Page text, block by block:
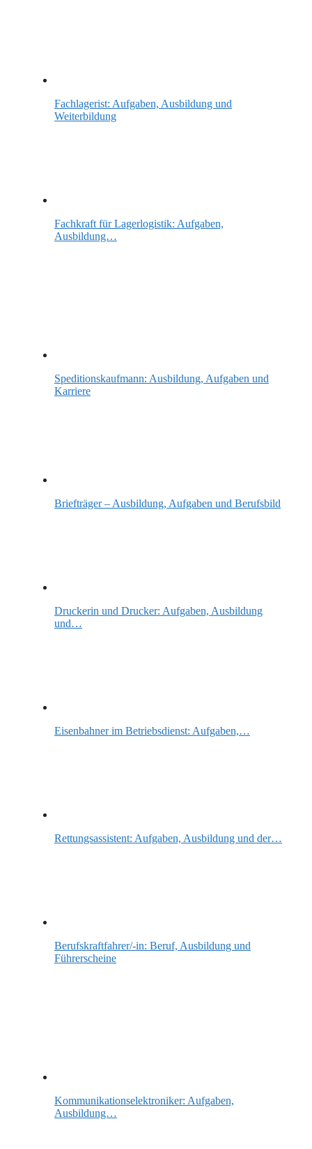
Fachlagerist: Aufgaben, Ausbildung und
Weiterbildung
Fachkraft für Lagerlogistik: Aufgaben,
Ausbildung…
Speditionskaufmann: Ausbildung, Aufgaben und
Karriere
Briefträger – Ausbildung, Aufgaben und Berufsbild
Druckerin und Drucker: Aufgaben, Ausbildung
und…
Eisenbahner im Betriebsdienst: Aufgaben,…
Rettungsassistent: Aufgaben, Ausbildung und der…
Berufskraftfahrer/-in: Beruf, Ausbildung und
Führerscheine
Kommunikationselektroniker: Aufgaben,
Ausbildung…